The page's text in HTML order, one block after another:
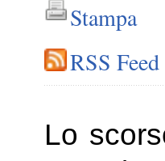
Stampa
RSS Feed
Lo